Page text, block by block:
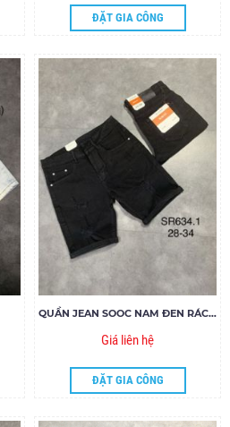
ĐẶT GIA CÔNG
QUẦN JEAN SOOC NAM ĐEN RÁCH SR634.1
Giá liên hệ
ĐẶT GIA CÔNG